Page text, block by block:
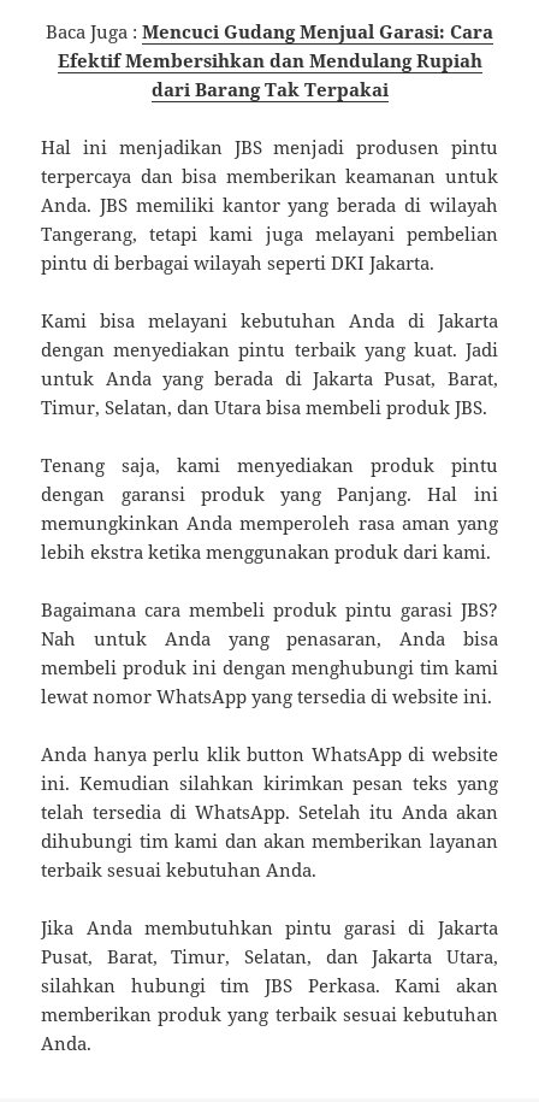
Baca Juga : Mencuci Gudang Menjual Garasi: Cara
Efektif Membersihkan dan Mendulang Rupiah
dari Barang Tak Terpakai
Hal ini menjadikan JBS menjadi produsen pintu
terpercaya dan bisa memberikan keamanan untuk
Anda. JBS memiliki kantor yang berada di wilayah
Tangerang, tetapi kami juga melayani pembelian
pintu di berbagai wilayah seperti DKI Jakarta.
Kami bisa melayani kebutuhan Anda di Jakarta
dengan menyediakan pintu terbaik yang kuat. Jadi
untuk Anda yang berada di Jakarta Pusat, Barat,
Timur, Selatan, dan Utara bisa membeli produk JBS.
Tenang saja, kami menyediakan produk pintu
dengan garansi produk yang Panjang. Hal ini
memungkinkan Anda memperoleh rasa aman yang
lebih ekstra ketika menggunakan produk dari kami.
Bagaimana cara membeli produk pintu garasi JBS?
Nah untuk Anda yang penasaran, Anda bisa
membeli produk ini dengan menghubungi tim kami
lewat nomor WhatsApp yang tersedia di website ini.
Anda hanya perlu klik button WhatsApp di website
ini. Kemudian silahkan kirimkan pesan teks yang
telah tersedia di WhatsApp. Setelah itu Anda akan
dihubungi tim kami dan akan memberikan layanan
terbaik sesuai kebutuhan Anda.
Jika Anda membutuhkan pintu garasi di Jakarta
Pusat, Barat, Timur, Selatan, dan Jakarta Utara,
silahkan hubungi tim JBS Perkasa. Kami akan
memberikan produk yang terbaik sesuai kebutuhan
Anda.